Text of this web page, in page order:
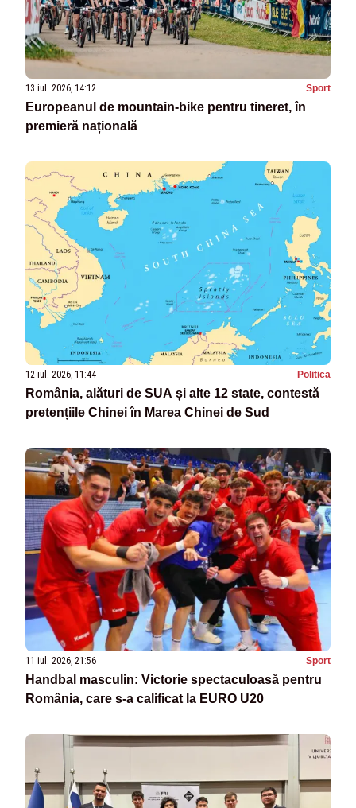
13 iul. 2026, 14:12 Sport
Europeanul de mountain-bike pentru tineret, în
premieră națională
12 iul. 2026, 11:44 Politica
România, alături de SUA și alte 12 state, contestă
pretențiile Chinei în Marea Chinei de Sud
11 iul. 2026, 21:56 Sport
Handbal masculin: Victorie spectaculoasă pentru
România, care s-a calificat la EURO U20